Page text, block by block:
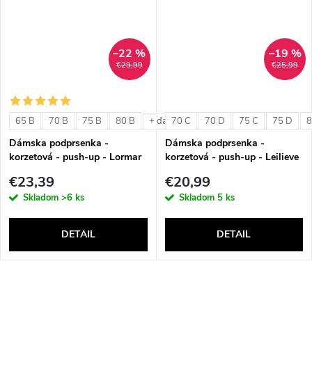
€29,99
–22 %
65 B 70 B 75 B 80 B + ďalšie
Dámska podprsenka -
korzetová - push-up - Lormar
€23,39
Skladom >6 ks
DETAIL
€25,99
–19 %
70 C 70 D 75 C 75 D
Dámska podprsenka -
korzetová - push-up - Leilieve
€20,99
Skladom 5 ks
DETAIL